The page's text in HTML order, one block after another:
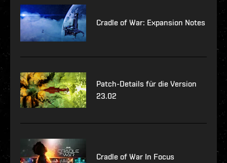
Cradle of War: Expansion Notes
Patch-Details für die Version
23.02
Cradle of War In Focus